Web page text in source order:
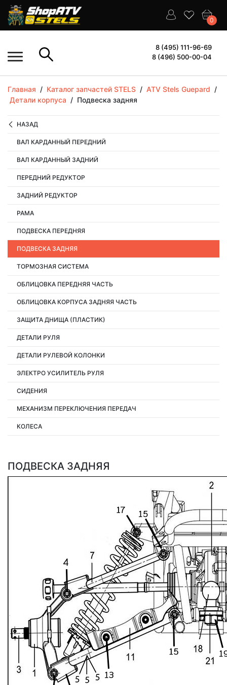
0
8 (495) 111-96-69
8 (496) 500-00-04
Главная / Каталог запчастей STELS / ATV Stels Guepard /
Детали корпуса / Подвеска задняя
НАЗАД
ВАЛ КАРДАННЫЙ ПЕРЕДНИЙ
ВАЛ КАРДАННЫЙ ЗАДНИЙ
ПЕРЕДНИЙ РЕДУКТОР
ЗАДНИЙ РЕДУКТОР
РАМА
ПОДВЕСКА ПЕРЕДНЯЯ
ПОДВЕСКА ЗАДНЯЯ
ТОРМОЗНАЯ СИСТЕМА
ОБЛИЦОВКА ПЕРЕДНЯЯ ЧАСТЬ
ОБЛИЦОВКА КОРПУСА ЗАДНЯЯ ЧАСТЬ
ЗАЩИТА ДНИЩА (ПЛАСТИК)
ДЕТАЛИ РУЛЯ
ДЕТАЛИ РУЛЕВОЙ КОЛОНКИ
ЭЛЕКТРО УСИЛИТЕЛЬ РУЛЯ
СИДЕНИЯ
МЕХАНИЗМ ПЕРЕКЛЮЧЕНИЯ ПЕРЕДАЧ
КОЛЕСА
ПОДВЕСКА ЗАДНЯЯ